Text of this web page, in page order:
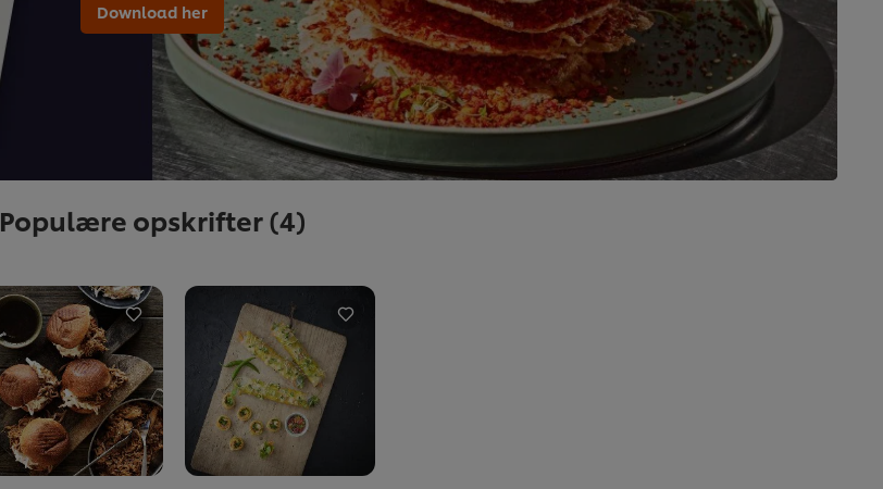
Download her
Populære opskrifter(4)